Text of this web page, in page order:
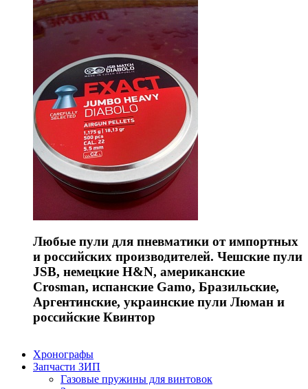
Любые пули для пневматики от импортных
и российских производителей. Чешские пули
JSB, немецкие H&N, американские
Crosman, испанские Gamo, Бразильские,
Аргентинские, украинские пули Люман и
российские Квинтор
Хронографы
Запчасти ЗИП
Газовые пружины для винтовок